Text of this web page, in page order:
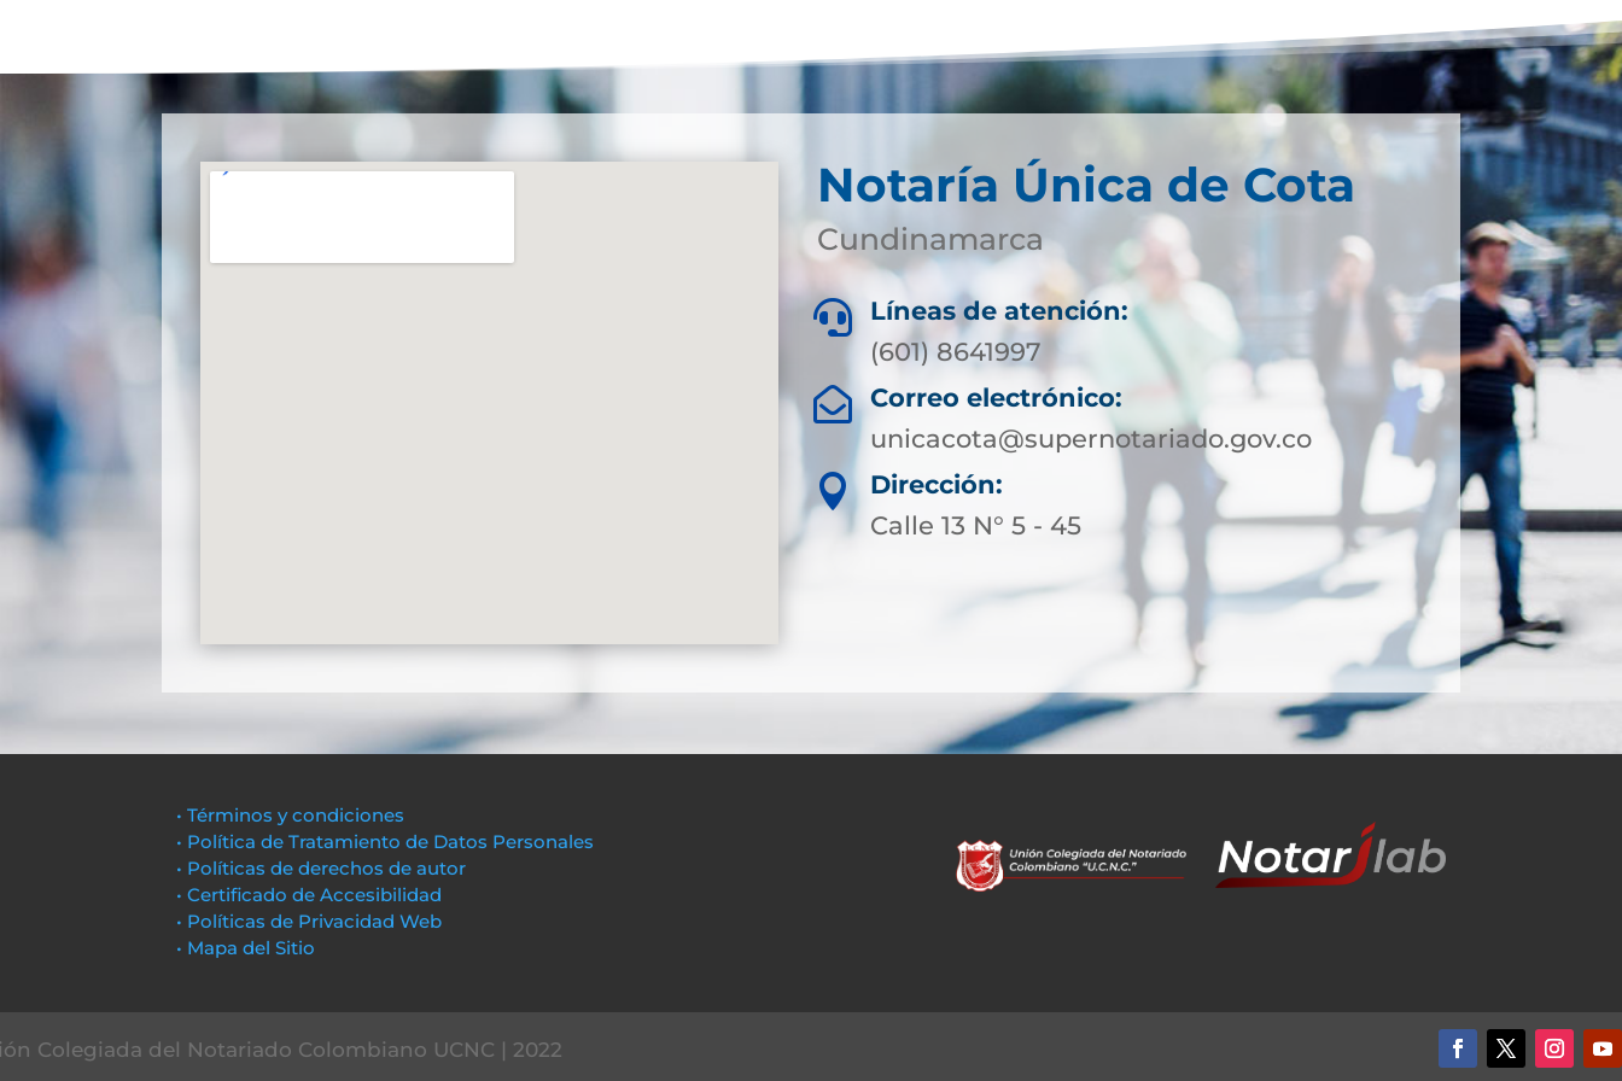
Notaría Única de Cota
Cundinamarca

Líneas de atención:
(601) 8641997
 Correo electrónico:
unicacota@supernotariado.gov.co

Dirección:
Calle 13 N° 5 - 45
• Términos y condiciones
• Política de Tratamiento de Datos Personales
• Políticas de derechos de autor
• Certificado de Accesibilidad
• Políticas de Privacidad Web
• Mapa del Sitio
Colegiada del Notariado Colombiano UCNC | 2022